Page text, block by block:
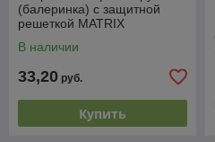
(балеринка) с защитной
решеткой MATRIX
В наличии
33,20 руб.
Купить